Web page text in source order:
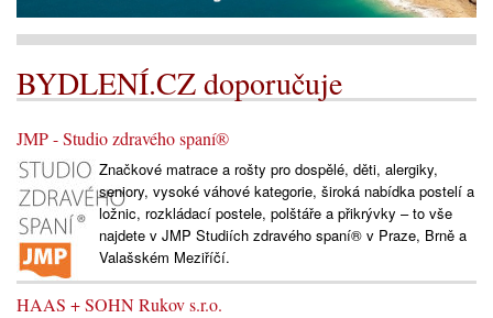
BYDLENÍ.CZ doporučuje
JMP - Studio zdravého spaní®
Značkové matrace a rošty pro dospělé, děti, alergiky,
seniory, vysoké váhové kategorie, široká nabídka postelí a
ložnic, rozkládací postele, polštáře a přikrývky – to vše
najdete v JMP Studiích zdravého spaní® v Praze, Brně a
Valašském Meziříčí.
HAAS + SOHN Rukov s.r.o.